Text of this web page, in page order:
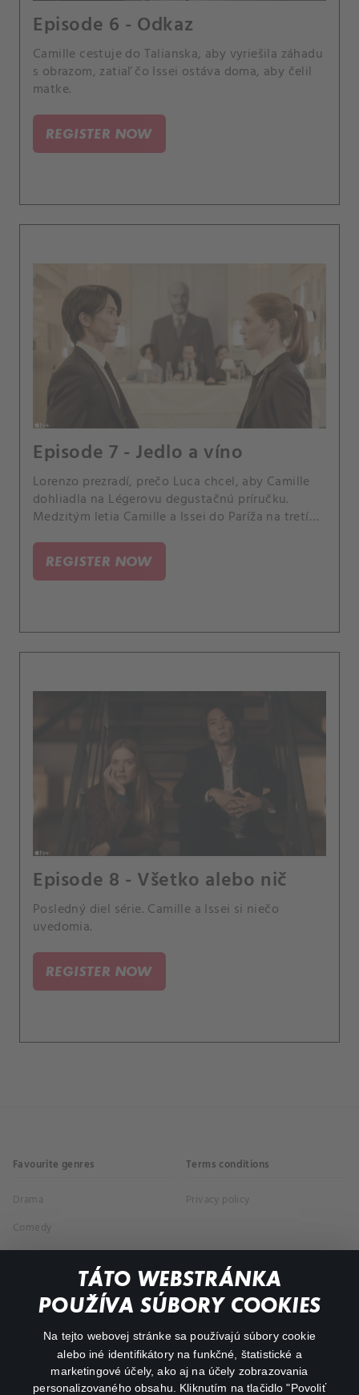
TÁTO WEBSTRÁNKA
POUŽÍVA SÚBORY COOKIES
Na tejto webovej stránke sa používajú súbory cookie
alebo iné identifikátory na funkčné, štatistické a
marketingové účely, ako aj na účely zobrazovania
personalizovaného obsahu. Kliknutím na tlačidlo "Povoliť
Episode 6 - Odkaz
Camille cestuje do Talianska, aby vyriešila záhadu
s obrazom, zatiaľ čo Issei ostáva doma, aby čelil
matke.
REGISTER NOW
Episode 7 - Jedlo a víno
Lorenzo prezradí, prečo Luca chcel, aby Camille
dohliadla na Légerovu degustačnú príručku.
Medzitým letia Camille a Issei do Paríža na tretí
REGISTER NOW
Episode 8 - Všetko alebo nič
Posledný diel série. Camille a Issei si niečo
uvedomia.
REGISTER NOW
Favourite genres
Drama
Comedy
Terms conditions
Privacy policy
My profile
Important links